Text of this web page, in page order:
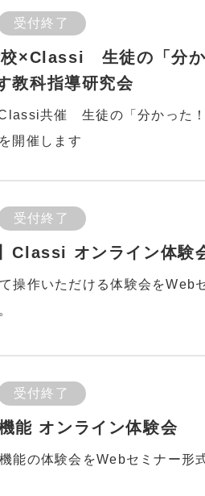
受付終了
校×Classi 生徒の「分
教科指導研究会
共催 生徒の「分かった！
開催します
受付終了
Classi オンライン体験
操作いただける体験会をWeb
受付終了
能 オンライン体験会
能の体験会をWebセミナー形